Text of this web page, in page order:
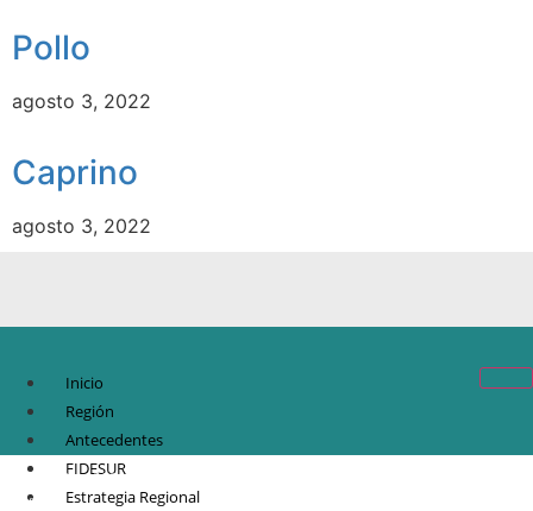
Pollo
agosto 3, 2022
Caprino
agosto 3, 2022
Inicio
Región
Antecedentes
FIDESUR
Estrategia Regional
© Copyright 2021.
Sureste.